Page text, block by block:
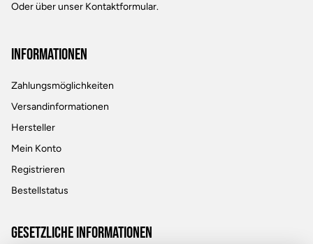
Oder über unser Kontaktformular.
Informationen
Zahlungsmöglichkeiten
Versandinformationen
Hersteller
Mein Konto
Registrieren
Bestellstatus
Gesetzliche Informationen